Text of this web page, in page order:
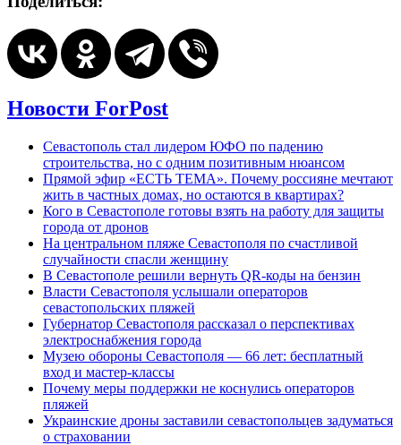
Новости ForPost
Севастополь стал лидером ЮФО по падению
строительства, но с одним позитивным нюансом
Прямой эфир «ЕСТЬ ТЕМА». Почему россияне мечтают
жить в частных домах, но остаются в квартирах?
Кого в Севастополе готовы взять на работу для защиты
города от дронов
На центральном пляже Севастополя по счастливой
случайности спасли женщину
В Севастополе решили вернуть QR-коды на бензин
Власти Севастополя услышали операторов
севастопольских пляжей
Губернатор Севастополя рассказал о перспективах
электроснабжения города
Музею обороны Севастополя — 66 лет: бесплатный
вход и мастер-классы
Почему меры поддержки не коснулись операторов
пляжей
Украинские дроны заставили севастопольцев задуматься
о страховании